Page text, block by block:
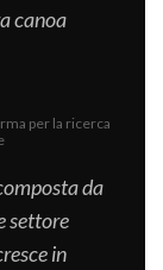
canoa
per la ricerca
da
settore
in